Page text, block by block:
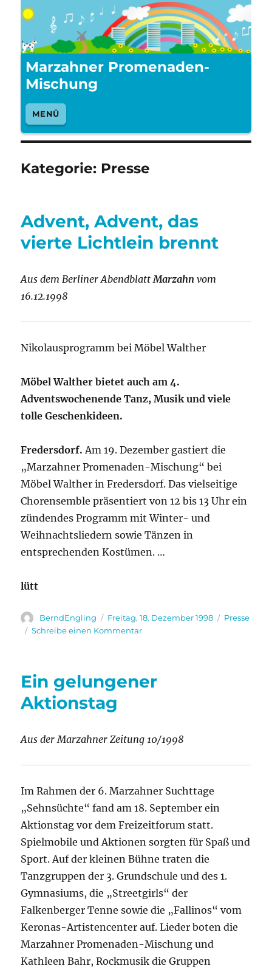
Marzahner Promenaden-
Mischung
MENÜ
Kategorie: Presse
Advent, Advent, das
vierte Lichtlein brennt
Aus dem Berliner AbendblattMarzahn vom
16.12.1998
Nikolausprogramm bei Möbel Walther
Möbel Walther bietet auch am 4.
Adventswochenende Tanz, Musik und viele
tolle Geschenkideen.
Fredersdorf.Am 19. Dezember gastiert die
„Marzahner Promenaden-Mischung“ bei
Möbel Walther in Fredersdorf. Das vielseitige
Chorensemble präsentiert von 12 bis 13 Uhr ein
zündendes Programm mit Winter- und
Weihnachtsliedern sowie Tänzen in
entsprechenden Kostümen. …
lütt
Autor
BerndEngling
Veröffentlicht
am
Freitag, 18. Dezember 1998 Kategorien
Presse
Schreibe einen Kommentarzu
vierte
Ein gelungener
Aktionstag
Aus der Marzahner Zeitung 10/1998
Im Rahmen der 6. Marzahner Suchttage
„Sehnsüchte“ fand am 18. September ein
Aktionstag vor dem Freizeitforum statt.
Spielmobile und Aktionen sorgten für Spaß und
Sport. Auf der kleinen Bühne traten die
Tanzgruppen der 3. Grundschule und des 1.
Gymnasiums, die „Streetgirls“ der
Falkenberger Tenne sowie die „Fallinos“ vom
Keronas-Artistencenter auf. Lieder boten die
Marzahner Promenaden-Mischung und
Kathleen Bahr, Rockmusik die Gruppen